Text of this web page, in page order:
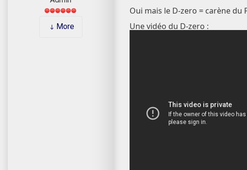
More
Oui mais le D-zero = carène du
Une vidéo du D-zero :